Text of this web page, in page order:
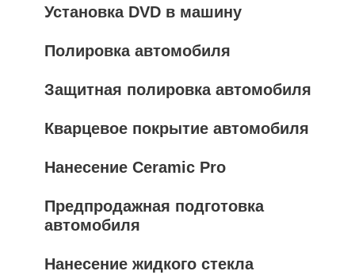
Установка DVD в машину
Полировка автомобиля
Защитная полировка автомобиля
Кварцевое покрытие автомобиля
Нанесение Ceramic Pro
Предпродажная подготовка
автомобиля
Нанесение жидкого стекла